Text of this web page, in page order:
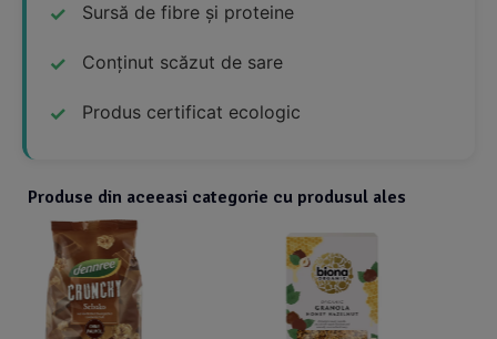
Sursă de fibre și proteine
Conținut scăzut de sare
Produs certificat ecologic
Produse din aceeasi categorie cu produsul ales